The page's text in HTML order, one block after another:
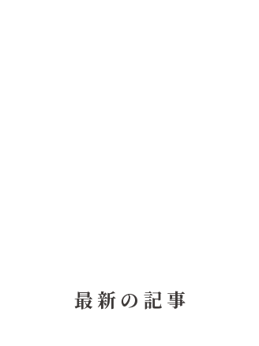
最新の記事